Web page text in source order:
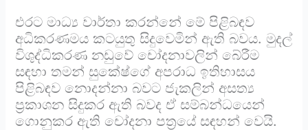
එරට මාධ්‍ය වාර්තා කරන්නේ මේ පිළිබඳව
අධිකරණමය කටයුතු සිදුවෙමින් ඇති බවය. මුදල්
විශුද්ධිකරණ නඩුවේ චෝදනාවලින් බේරීම
සඳහා තමන් සුකේෂ්ගේ අපරාධ ඉතිහාසය
පිළිබඳව නොදන්නා බවට ජැකලින් අසත්‍ය
ප්‍රකාශන සිදුකර ඇති බවද ඒ සම්බන්ධයෙන්
ගොනුකර ඇති චෝදනා පත්‍රයේ සඳහන් වෙයි.